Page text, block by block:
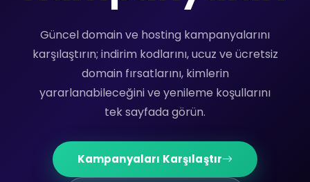
Güncel domain ve hosting kampanyalarını
karşılaştırın; indirim kodlarını, ucuz ve ücretsiz
domain fırsatlarını, kimlerin
yararlanabileceğini ve yenileme koşullarını
tek sayfada görün.
Kampanyaları Karşılaştır